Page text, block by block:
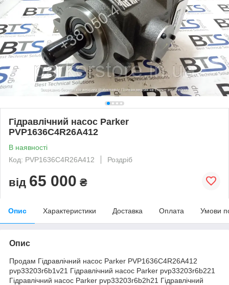
Гідравлічний насос Parker
PVP1636C4R26A412
В наявності
Код: PVP1636C4R26A412
Роздріб
від 65 000 ₴
Опис Характеристики Доставка Оплата Умови
Опис
Продам Гідравлічний насос Parker PVP1636C4R26A412
pvp33203r6b1v21 Гідравлічний насос Parker pvp33203r6b221
Гідравлічний насос Parker pvp33203r6b2h21 Гідравлічний